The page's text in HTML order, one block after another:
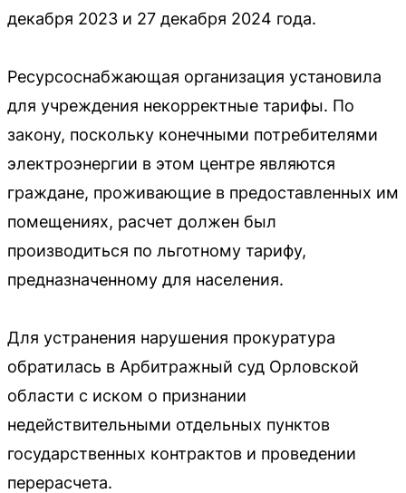
декабря 2023 и 27 декабря 2024 года.
Ресурсоснабжающая организация установила
для учреждения некорректные тарифы. По
закону, поскольку конечными потребителями
электроэнергии в этом центре являются
граждане, проживающие в предоставленных им
помещениях, расчет должен был
производиться по льготному тарифу,
предназначенному для населения.
Для устранения нарушения прокуратура
обратилась в Арбитражный суд Орловской
области с иском о признании
недействительными отдельных пунктов
государственных контрактов и проведении
перерасчета.